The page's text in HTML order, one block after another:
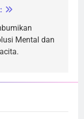
Mental dan